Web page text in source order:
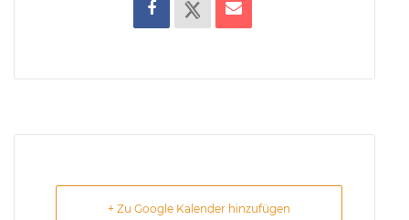
+ Zu Google Kalender hinzufügen